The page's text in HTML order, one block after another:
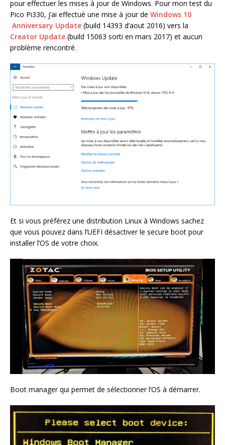
pour effectuer les mises à jour de Windows. Pour mon test du
Pico Pi330, j’ai effectué une mise à jour de Windows 10
Anniversary Update (build 14393 d’aout 2016) vers la
Creator Update (build 15063 sorti en mars 2017) et aucun
problème rencontré.
Et si vous préférez une distribution Linux à Windows sachez
que vous pouvez dans l’UEFI désactiver le secure boot pour
installer l’OS de votre choix.
Boot manager qui permet de sélectionner l’OS à démarrer.